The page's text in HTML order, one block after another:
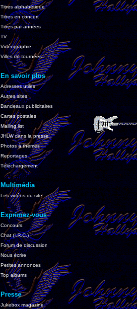
Titres alphabétique
Titres en concert
Titres par années
TV
Vidéographie
Villes de tournées
En savoir plus
Adresses utiles
Autres sites
Bandeaux publicitaires
Cartes postales
Mailing list
JHLW dans la presse
Photos à thèmes
Reportages
Téléchargement
Multimédia
Les vidéos du site
Exprimez-vous
Concours
Chat (I.R.C.)
Forum de discussion
Nous écrire
Petites annonces
Top albums
Presse
Jukebox magazine